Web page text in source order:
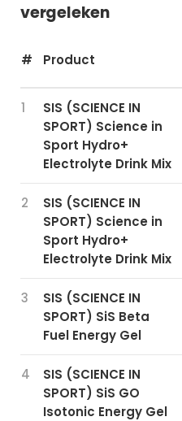
vergeleken
# Product
1
SIS (SCIENCE IN
SPORT) Science in
Sport Hydro+
Electrolyte Drink Mix
2
SIS (SCIENCE IN
SPORT) Science in
Sport Hydro+
Electrolyte Drink Mix
3
SIS (SCIENCE IN
SPORT) SiS Beta
Fuel Energy Gel
4
SIS (SCIENCE IN
SPORT) SiS GO
Isotonic Energy Gel